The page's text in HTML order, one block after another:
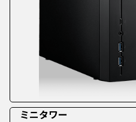
ミニタワー